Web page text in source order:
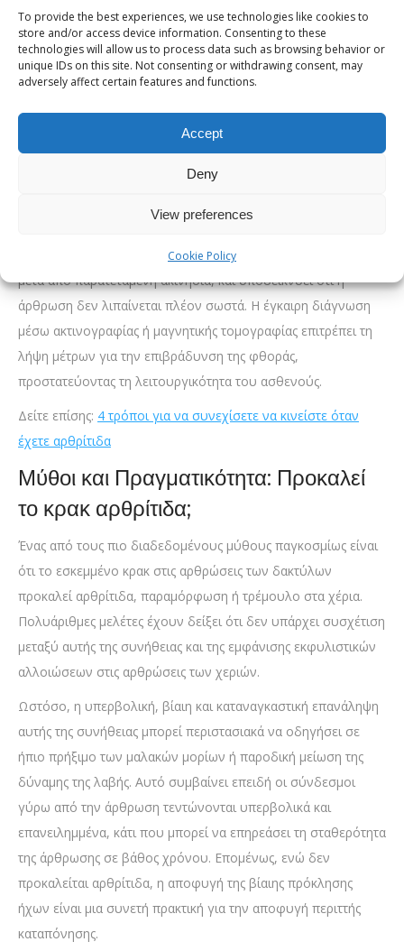
To provide the best experiences, we use technologies like cookies to
store and/or access device information. Consenting to these
technologies will allow us to process data such as browsing behavior or
unique IDs on this site. Not consenting or withdrawing consent, may
adversely affect certain features and functions.
Accept
Deny
View preferences
Cookie Policy
Η οστεοαρθρίτιδα είναι η πιο κοινή μορφή αρθρίτιδας και
χαρακτηρίζεται από τη σταδιακή εκφύλιση του χόνδρου που
καλύπτει τις αρθρικές επιφάνειες. Σε αυτή την περίπτωση, το
κρακ στις αρθρώσεις ονομάζεται ιατρικά τριγμός και έχει
διαφορετικά χαρακτηριστικά από τη σπηλαίωση.
Στην οστεοαρθρίτιδα, οι επιφάνειες της άρθρωσης γίνονται
τραχιές λόγω της φθοράς. Καθώς κινούνται η μία πάνω στην
τριγμός συνοδεύεται συχνά από δυσκαμψία, ειδικά το πρωί ή
μετά από παρατεταμένη ακινησία, και υποδεικνύει ότι η
άρθρωση δεν λιπαίνεται πλέον σωστά. Η έγκαιρη διάγνωση
μέσω ακτινογραφίας ή μαγνητικής τομογραφίας επιτρέπει τη
λήψη μέτρων για την επιβράδυνση της φθοράς,
προστατεύοντας τη λειτουργικότητα του ασθενούς.
Δείτε επίσης: 4 τρόποι για να συνεχίσετε να κινείστε όταν
έχετε αρθρίτιδα
Μύθοι και Πραγματικότητα: Προκαλεί
το κρακ αρθρίτιδα;
Ένας από τους πιο διαδεδομένους μύθους παγκοσμίως είναι
ότι το εσκεμμένο κρακ στις αρθρώσεις των δακτύλων
προκαλεί αρθρίτιδα, παραμόρφωση ή τρέμουλο στα χέρια.
Πολυάριθμες μελέτες έχουν δείξει ότι δεν υπάρχει συσχέτιση
μεταξύ αυτής της συνήθειας και της εμφάνισης εκφυλιστικών
αλλοιώσεων στις αρθρώσεις των χεριών.
Ωστόσο, η υπερβολική, βίαιη και καταναγκαστική επανάληψη
αυτής της συνήθειας μπορεί περιστασιακά να οδηγήσει σε
ήπιο πρήξιμο των μαλακών μορίων ή παροδική μείωση της
δύναμης της λαβής. Αυτό συμβαίνει επειδή οι σύνδεσμοι
γύρω από την άρθρωση τεντώνονται υπερβολικά και
επανειλημμένα, κάτι που μπορεί να επηρεάσει τη σταθερότητα
της άρθρωσης σε βάθος χρόνου. Επομένως, ενώ δεν
προκαλείται αρθρίτιδα, η αποφυγή της βίαιης πρόκλησης
ήχων είναι μια συνετή πρακτική για την αποφυγή περιττής
καταπόνησης.